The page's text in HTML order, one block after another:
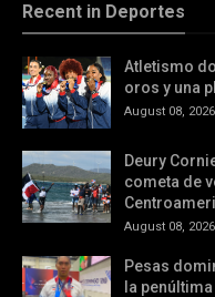
Recent in Deportes
Atletismo
oros y una
August 08, 2026
Deury
cometa de
August 08, 2026
Pesas
la